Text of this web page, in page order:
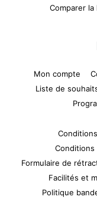
Comparer
Mon compte
Liste de
Conditions
Formulaire de
Facilités et
Politique